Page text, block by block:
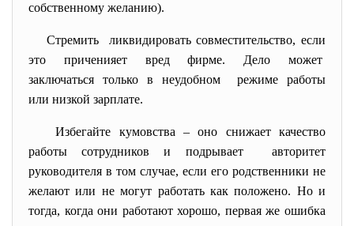
собственному желанию).
Стремить ликвидироватьсовместительство, если
это приченияет вред фирме. Дело может
заключаться только в неудобном режиме работы
или низкой зарплате.
Избегайте кумовства – оно снижает качество
работы сотрудников и подрывает авторитет
руководителя в том случае, если его родственники не
желают или не могут работать как положено. Но и
тогда, когда они работают хорошо, первая же ошибка